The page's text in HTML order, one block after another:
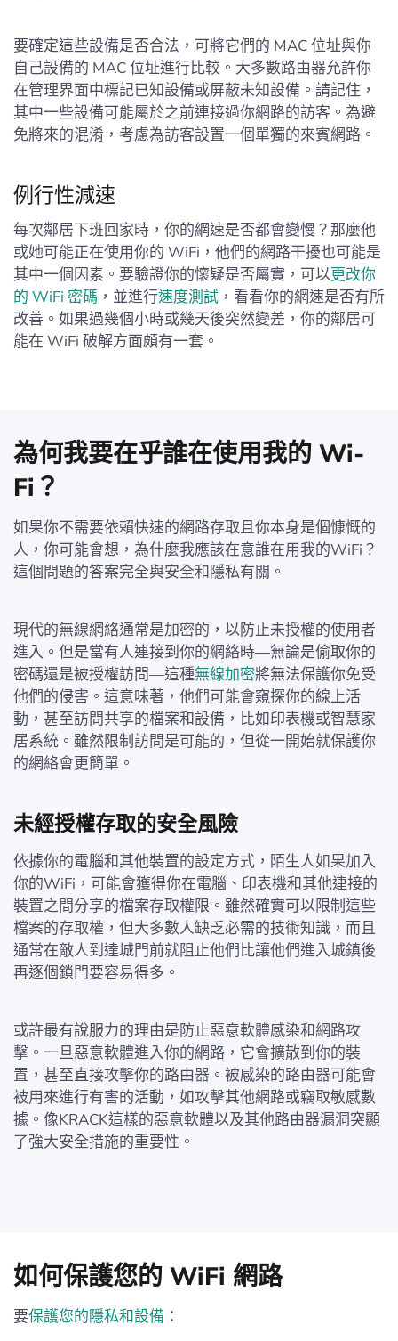
要確定這些設備是否合法，可將它們的 MAC 位址與你
自己設備的 MAC 位址進行比較。大多數路由器允許你
在管理界面中標記已知設備或屏蔽未知設備。請記住，
其中一些設備可能屬於之前連接過你網路的訪客。為避
免將來的混淆，考慮為訪客設置一個單獨的來賓網路。
例行性減速
每次鄰居下班回家時，你的網速是否都會變慢？那麼他
或她可能正在使用你的 WiFi，他們的網路干擾也可能是
其中一個因素。要驗證你的懷疑是否屬實，可以更改你
的 WiFi 密碼 ，並進行速度測試 ，看看你的網速是否有所
改善。如果過幾個小時或幾天後突然變差，你的鄰居可
能在 WiFi 破解方面頗有一套。
為何我要在乎誰在使用我的 Wi-
Fi？
如果你不需要依賴快速的網路存取且你本身是個慷慨的
人，你可能會想，為什麼我應該在意誰在用我的WiFi？
這個問題的答案完全與安全和隱私有關。
現代的無線網絡通常是加密的，以防止未授權的使用者
進入。但是當有人連接到你的網絡時—無論是偷取你的
密碼還是被授權訪問—這種無線加密將無法保護你免受
他們的侵害。這意味著，他們可能會窺探你的線上活
動，甚至訪問共享的檔案和設備，比如印表機或智慧家
居系統。雖然限制訪問是可能的，但從一開始就保護你
的網絡會更簡單。
未經授權存取的安全風險
依據你的電腦和其他裝置的設定方式，陌生人如果加入
你的WiFi，可能會獲得你在電腦、印表機和其他連接的
裝置之間分享的檔案存取權限。雖然確實可以限制這些
檔案的存取權，但大多數人缺乏必需的技術知識，而且
通常在敵人到達城門前就阻止他們比讓他們進入城鎮後
再逐個鎖門要容易得多。
或許最有說服力的理由是防止惡意軟體感染和網路攻
擊。一旦惡意軟體進入你的網路，它會擴散到你的裝
置，甚至直接攻擊你的路由器。被感染的路由器可能會
被用來進行有害的活動，如攻擊其他網路或竊取敏感數
據。像KRACK這樣的惡意軟體以及其他路由器漏洞突顯
了強大安全措施的重要性。
如何保護您的 WiFi 網路
要保護您的隱私和設備 ：